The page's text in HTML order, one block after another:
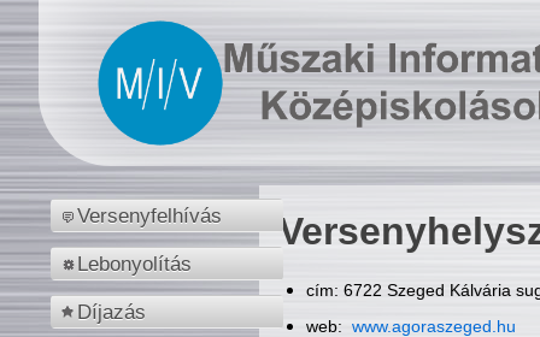
Versenyfelhívás
Lebonyolítás
Díjazás
cím: 6722 Szeged Kálvária
web: www.agoraszeged.hu